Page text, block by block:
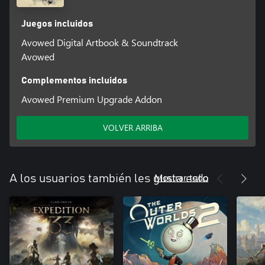
Juegos incluidos
Avowed Digital Artbook & Soundtrack
Avowed
Complementos incluidos
Avowed Premium Upgrade Addon
VOLVER ARRIBA
A los usuarios también les gusta esto
Mostrar todo